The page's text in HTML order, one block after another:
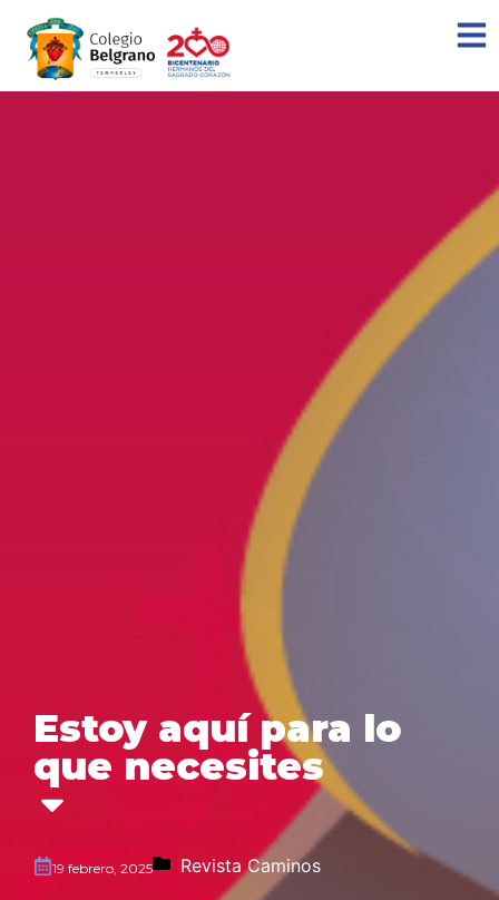
Estoy aquí para lo
que necesites
19 febrero, 2025 Revista Caminos